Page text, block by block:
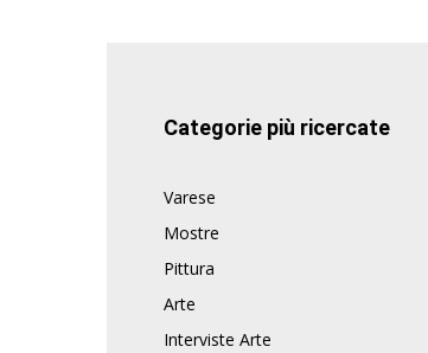
Categorie più ricercate
Varese
Mostre
Pittura
Arte
Interviste Arte